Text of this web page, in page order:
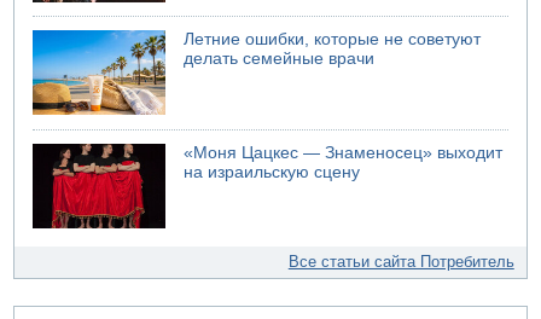
Летние ошибки, которые не советуют
делать семейные врачи
«Моня Цацкес — Знаменосец» выходит
на израильскую сцену
Все статьи сайта Потребитель